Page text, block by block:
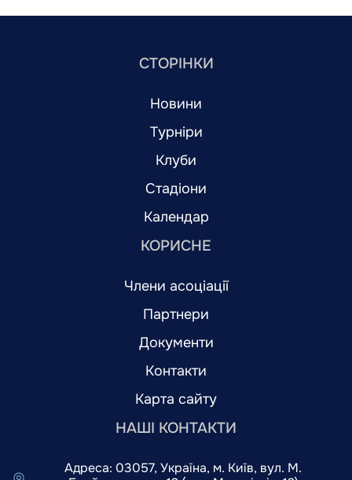
СТОРІНКИ
Новини
Турніри
Клуби
Стадіони
Календар
КОРИСНЕ
Члени асоціації
Партнери
Документи
Контакти
Карта сайту
НАШІ КОНТАКТИ
Адреса: 03057, Україна, м. Київ, вул. М.